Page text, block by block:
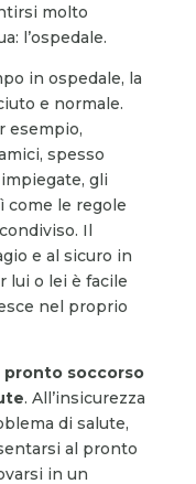
molto
l’ospedale.
in ospedale, la
e normale.
esempio,
spesso
gli
come le regole
Il
e al sicuro in
lui o lei è facile
nel proprio
pronto soccorso
. All’insicurezza
di salute,
al pronto
in un